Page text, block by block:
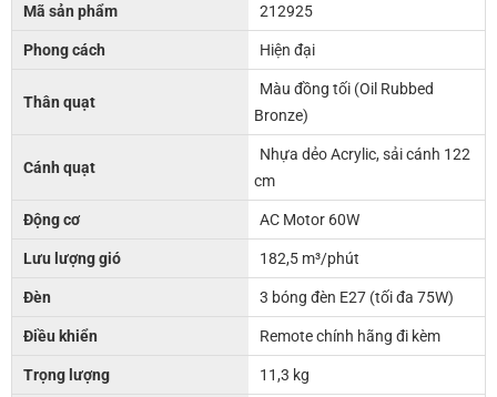
Mã sản phẩm 212925
Phong cách Hiện đại
Thân quạt
Màu đồng tối (Oil Rubbed
Bronze)
Cánh quạt
Nhựa dẻo Acrylic, sải cánh 122
cm
Động cơ AC Motor 60W
Lưu lượng gió 182,5 m³/phút
Đèn 3 bóng đèn E27 (tối đa 75W)
Điều khiển Remote chính hãng đi kèm
Trọng lượng 11,3 kg